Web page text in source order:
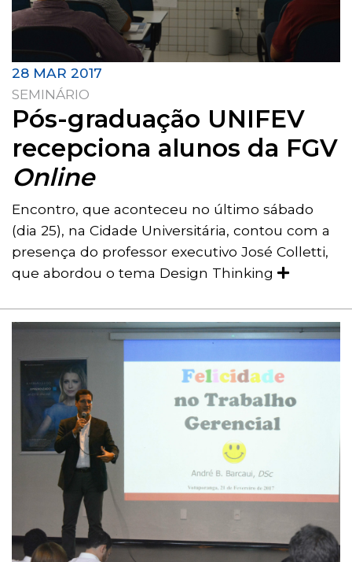
28 MAR 2017
SEMINÁRIO
Pós-graduação UNIFEV
recepciona alunos da FGV
Online
Encontro, que aconteceu no último sábado
(dia 25), na Cidade Universitária, contou com a
presença do professor executivo José Colletti,
que abordou o tema Design Thinking